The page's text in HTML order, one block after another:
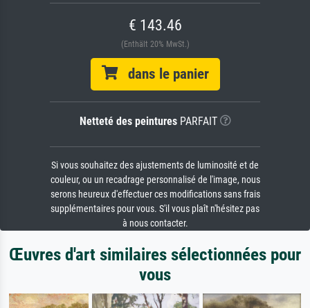
€ 143.46
(Enthält 20% MwSt.)
dans le panier
Netteté des peinturesPARFAIT
Si vous souhaitez des ajustements de luminosité et de
couleur, ou un recadrage personnalisé de l'image, nous
serons heureux d'effectuer ces modifications sans frais
supplémentaires pour vous. S'il vous plaît n'hésitez pas
à nous contacter.
Œuvres d'art similaires sélectionnées pour
vous